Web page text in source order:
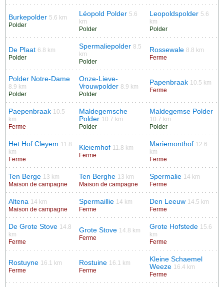
Burkepolder 5.6 km
Polder
Léopold Polder 5.6
km
Polder
Leopoldspolder 5.6
km
Polder
De Plaat 6.8 km
Polder
Spermaliepolder 8.5
km
Polder
Rossewale 8.8 km
Ferme
Polder Notre-Dame
8.9 km
Polder
Onze-Lieve-
Vrouwpolder 8.9 km
Polder
Papenbraak 10.5 km
Ferme
Paepenbraak 10.5
km
Ferme
Maldegemsche
Polder 10.7 km
Polder
Maldegemse Polder
10.7 km
Polder
Het Hof Cleyem 11.8
km
Ferme
Kleiemhof 11.8 km
Ferme
Mariemonthof 12.6
km
Ferme
Ten Berge 13 km
Maison de campagne
Ten Berghe 13 km
Maison de campagne
Spermalie 14 km
Ferme
Altena 14 km
Maison de campagne
Spermaillie 14 km
Ferme
Den Leeuw 14.5 km
Ferme
De Grote Stove 14.8
km
Ferme
Grote Stove 14.8 km
Ferme
Grote Hofstede 15.6
km
Ferme
Rostuyne 16.1 km
Ferme
Rostuine 16.1 km
Ferme
Kleine Schaemel
Weeze 16.4 km
Ferme